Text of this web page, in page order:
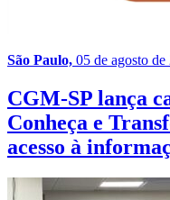
São Paulo, 05 de agosto de
CGM-SP lança
Conheça e
acesso à